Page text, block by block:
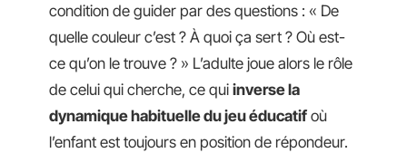
condition de guider par des questions : « De
quelle couleur c’est ? À quoi ça sert ? Où est-
ce qu’on le trouve ? » L’adulte joue alors le rôle
de celui qui cherche, ce qui inverse la
dynamique habituelle du jeu éducatif où
l’enfant est toujours en position de répondeur.